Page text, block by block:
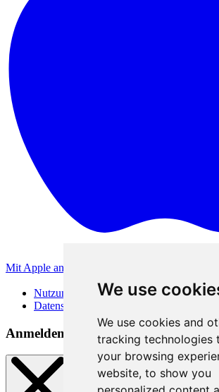
We use
We use cookies and
tracking technologies
your browsing
website, to show you
Mit Apple anmelden
Nutzungsbedingungen
Datenschutzerklärung
Anmeldemethoden